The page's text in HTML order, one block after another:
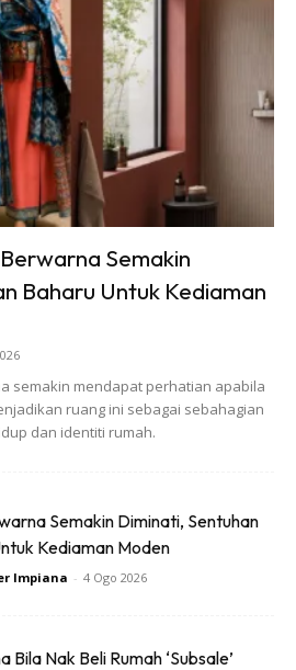
Ads
Semakin
Baharu Untuk Kediaman
semakin mendapat perhatian apabila
ruang ini sebagai sebahagian
dan identiti rumah.
Semakin Diminati, Sentuhan
Kediaman Moden
Impiana - 4 Ogo 2026
Bila Nak Beli Rumah ‘Subsale’